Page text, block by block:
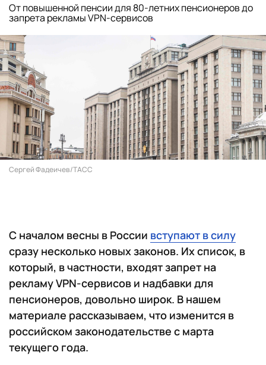
От повышенной пенсии для 80-летних пенсионеров до
запрета рекламы VPN-сервисов
Сергей Фадеичев/ТАСС
С началом весны в России вступают в силу
сразу несколько новых законов. Их список, в
который, в частности, входят запрет на
рекламу VPN-сервисов и надбавки для
пенсионеров, довольно широк. В нашем
материале рассказываем, что изменится в
российском законодательстве с марта
текущего года.